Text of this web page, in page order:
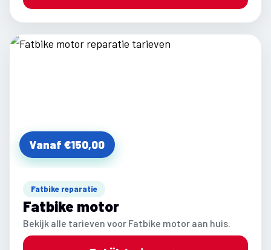
Vanaf €150,00
Fatbike reparatie
Fatbike motor
Bekijk alle tarieven voor Fatbike motor aan huis.